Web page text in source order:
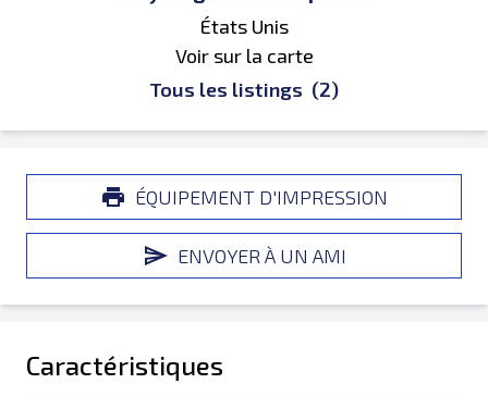
États Unis
Voir sur la carte
Tous les listings (2)
ÉQUIPEMENT D'IMPRESSION
ENVOYER À UN AMI
Caractéristiques